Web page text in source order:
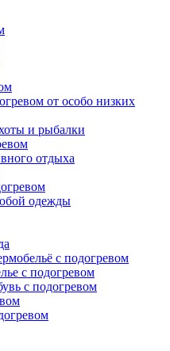
от особо низких
и рыбалки
отдыха
одежды
с подогревом
с подогревом
с подогревом